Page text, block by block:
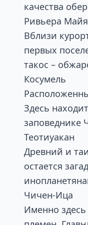
качества
Ривьера Майя
Вблизи
первых
такос –
Косумель
Здесь
заповеднике
Теотиуакан
Древний и
остается
Чичен-Ица
Именно